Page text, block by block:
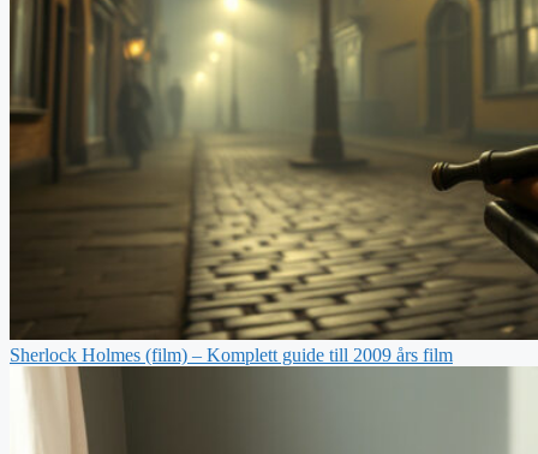
Sherlock Holmes (film) – Komplett guide till 2009 års film